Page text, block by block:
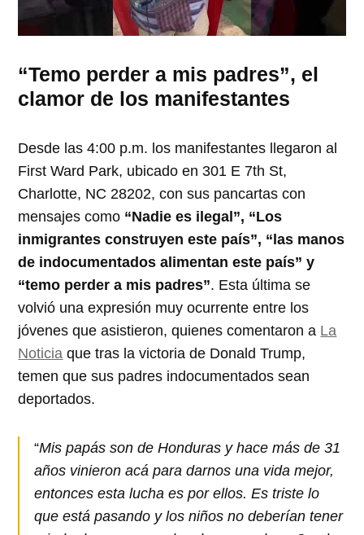
“Temo perder a mis padres”, el
clamor de los manifestantes
Desde las 4:00 p.m. los manifestantes llegaron al
First Ward Park, ubicado en 301 E 7th St,
Charlotte, NC 28202, con sus pancartas con
mensajes como “Nadie es ilegal”, “Los
inmigrantes construyen este país”, “las manos
de indocumentados alimentan este país” y
“temo perder a mis padres”. Esta última se
volvió una expresión muy ocurrente entre los
jóvenes que asistieron, quienes comentaron a La
Noticia que tras la victoria de Donald Trump,
temen que sus padres indocumentados sean
deportados.
“Mis papás son de Honduras y hace más de 31
años vinieron acá para darnos una vida mejor,
entonces esta lucha es por ellos. Es triste lo
que está pasando y los niños no deberían tener